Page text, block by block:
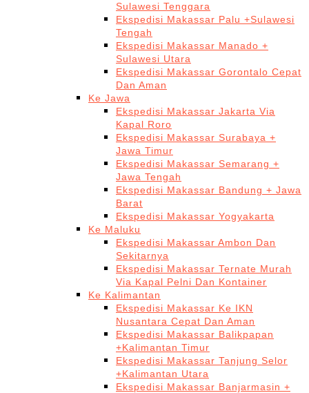
Sulawesi Tenggara
Ekspedisi Makassar Palu +Sulawesi
Tengah
Ekspedisi Makassar Manado +
Sulawesi Utara
Ekspedisi Makassar Gorontalo Cepat
Dan Aman
Ke Jawa
Ekspedisi Makassar Jakarta Via
Kapal Roro
Ekspedisi Makassar Surabaya +
Jawa Timur
Ekspedisi Makassar Semarang +
Jawa Tengah
Ekspedisi Makassar Bandung + Jawa
Barat
Ekspedisi Makassar Yogyakarta
Ke Maluku
Ekspedisi Makassar Ambon Dan
Sekitarnya
Ekspedisi Makassar Ternate Murah
Via Kapal Pelni Dan Kontainer
Ke Kalimantan
Ekspedisi Makassar Ke IKN
Nusantara Cepat Dan Aman
Ekspedisi Makassar Balikpapan
+Kalimantan Timur
Ekspedisi Makassar Tanjung Selor
+Kalimantan Utara
Ekspedisi Makassar Banjarmasin +